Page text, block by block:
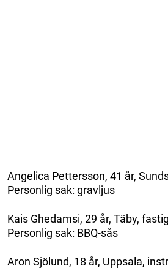
Angelica Pettersson, 41 år,
Personlig sak: gravljus
Kais Ghedamsi, 29 år, Täby,
Personlig sak: BBQ-sås
Aron Sjölund, 18 år, Uppsala,